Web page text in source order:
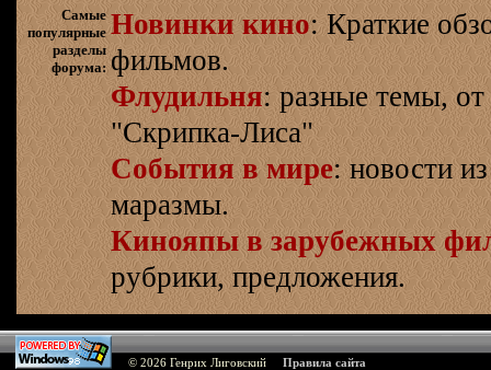
Самые
популярные
разделы
форума:
Новинки кино: Краткие
фильмов.
Флудильня: разные темы,
"Скрипка-Лиса"
События в мире: новости
маразмы.
Кинояпы в зарубежных
рубрики, предложения.
© 2026 Генрих Лиговский Правила сайта